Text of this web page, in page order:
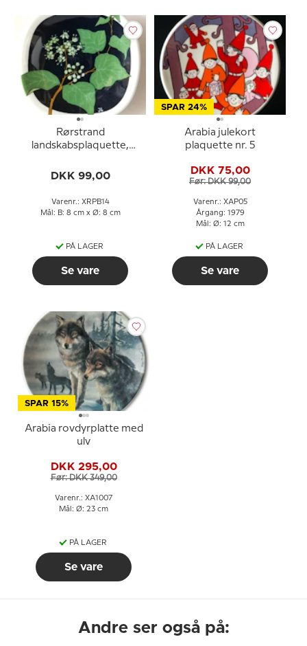
Rørstrand
landskabsplaquette,
DKK 99,00
Varenr.: XRPB14
Mål: B: 8 cm x Ø: 8 cm
PÅ LAGER
Se vare
SPAR 24%
Arabia julekort
plaquette nr. 5
DKK 75,00
Før: DKK 99,00
Varenr.: XAP05
Årgang: 1979
Mål: Ø: 12 cm
PÅ LAGER
Se vare
SPAR 15%
Arabia rovdyrplatte med
ulv
DKK 295,00
Før: DKK 349,00
Varenr.: XA1007
Mål: Ø: 23 cm
PÅ LAGER
Se vare
Andre ser også på: